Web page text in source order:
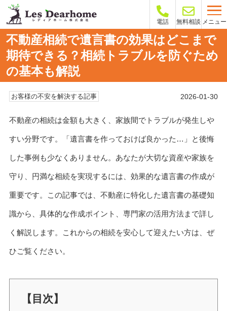
電話 無料相談 メニュー
不動産相続で遺言書の効果はどこまで
期待できる？相続トラブルを防ぐため
の基本も解説
お客様の不安を解決する記事 2026-01-30
不動産の相続は金額も大きく、家族間でトラブルが発生しや
すい分野です。「遺言書を作っておけば良かった…」と後悔
した事例も少なくありません。あなたが大切な資産や家族を
守り、円満な相続を実現するには、効果的な遺言書の作成が
重要です。この記事では、不動産に特化した遺言書の基礎知
識から、具体的な作成ポイント、専門家の活用方法まで詳し
く解説します。これからの相続を安心して迎えたい方は、ぜ
ひご覧ください。
【目次】